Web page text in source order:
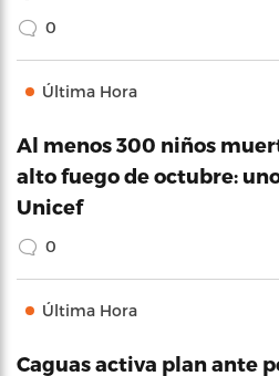
0
Última Hora
Al menos 300 niños
alto fuego de octubre:
Unicef
0
Última Hora
Caguas activa plan ante